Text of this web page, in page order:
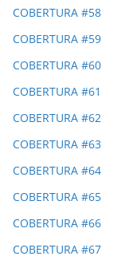
COBERTURA #58
COBERTURA #59
COBERTURA #60
COBERTURA #61
COBERTURA #62
COBERTURA #63
COBERTURA #64
COBERTURA #65
COBERTURA #66
COBERTURA #67